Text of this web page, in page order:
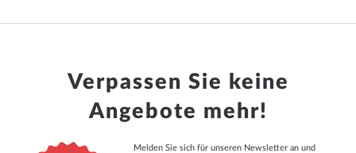
Verpassen Sie keine
Angebote mehr!
Melden Sie sich für unseren Newsletter an und